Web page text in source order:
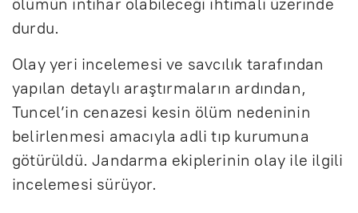
ölümün intihar olabileceği ihtimali üzerinde
durdu.
Olay yeri incelemesi ve savcılık tarafından
yapılan detaylı araştırmaların ardından,
Tuncel’in cenazesi kesin ölüm nedeninin
belirlenmesi amacıyla adli tıp kurumuna
götürüldü. Jandarma ekiplerinin olay ile ilgili
incelemesi sürüyor.